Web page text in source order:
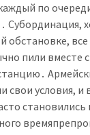
по
Субординация,
обстановке,
пили вместе
свои условия, и